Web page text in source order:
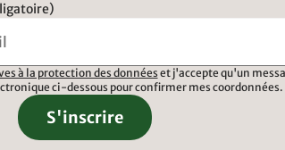
à la protection des données et j'accepte qu'un
ci-dessous pour confirmer mes coordonnées.
S'inscrire